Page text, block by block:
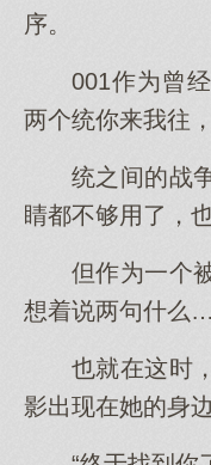
序。
001作为曾
两个统你来我往
统之间的战
睛都不够用了，
但作为一个
想着说两句什
也就在这时
影出现在她的身